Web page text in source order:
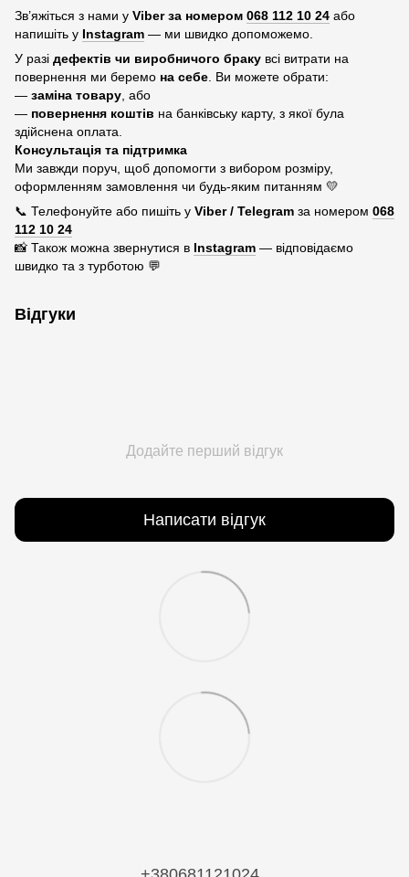
Зв’яжіться з нами у Viber за номером 068 112 10 24 або
напишіть у Instagram — ми швидко допоможемо.
У разі дефектів чи виробничого браку всі витрати на
повернення ми беремо на себе . Ви можете обрати:
— заміна товару , або
— повернення коштів на банківську карту, з якої була
здійснена оплата.
Консультація та підтримка
Ми завжди поруч, щоб допомогти з вибором розміру,
оформленням замовлення чи будь-яким питанням 💛
📞 Телефонуйте або пишіть у Viber / Telegram за номером 068
112 10 24
📸 Також можна звернутися в Instagram — відповідаємо
швидко та з турботою 💬
Відгуки
Додайте перший відгук
Написати відгук